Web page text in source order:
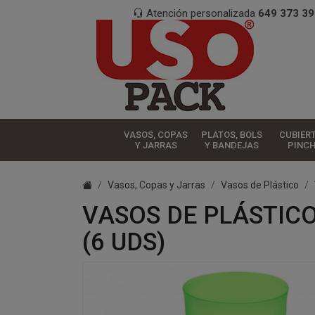
Atención personalizada 649 373
VASOS, COPAS
Y JARRAS
PLATOS, BOLS
Y BANDEJAS
Vasos, Copas y Jarras Vasos de Plástico
VASOS DE
(6 UDS)